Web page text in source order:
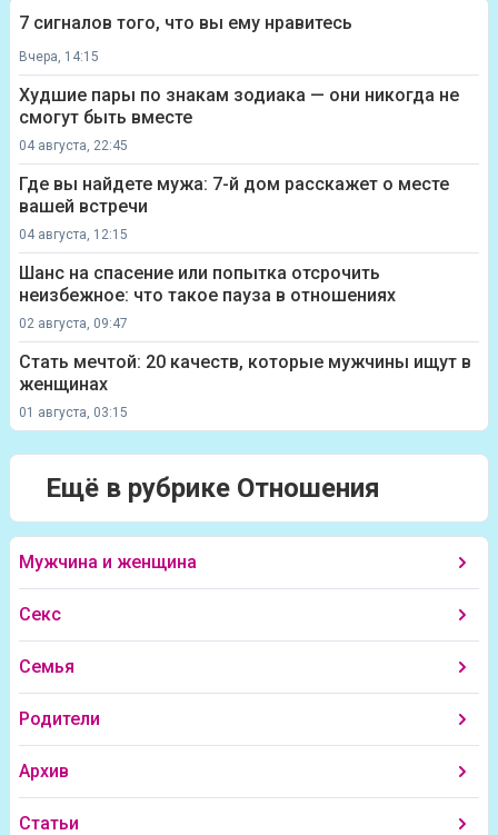
7 сигналов того, что вы ему нравитесь
Вчера, 14:15
Худшие пары по знакам зодиака — они никогда не
смогут быть вместе
04 августа, 22:45
Где вы найдете мужа: 7-й дом расскажет о месте
вашей встречи
04 августа, 12:15
Шанс на спасение или попытка отсрочить
неизбежное: что такое пауза в отношениях
02 августа, 09:47
Стать мечтой: 20 качеств, которые мужчины ищут в
женщинах
01 августа, 03:15
Ещё в рубрике Отношения
Мужчина и женщина
Секс
Семья
Родители
Архив
Статьи